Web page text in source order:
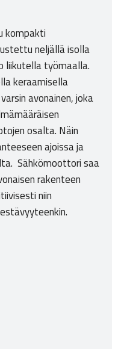
kompakti
neljällä isolla
liikutella työmaalla.
keraamisella
avonainen, joka
osalta. Näin
ajoissa ja
Sähkömoottori saa
rakenteen
niin